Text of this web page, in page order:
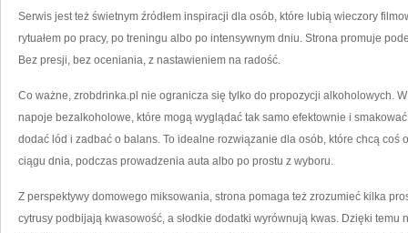
Serwis jest też świetnym źródłem inspiracji dla osób, które lubią wieczory
rytuałem po pracy, po treningu albo po intensywnym dniu. Strona promuje
Bez presji, bez oceniania, z nastawieniem na radość.
Co ważne, zrobdrinka.pl nie ogranicza się tylko do propozycji alkoholowych.
napoje bezalkoholowe, które mogą wyglądać tak samo efektownie i
dodać lód i zadbać o balans. To idealne rozwiązanie dla osób, które chcą coś
ciągu dnia, podczas prowadzenia auta albo po prostu z wyboru.
Z perspektywy domowego miksowania, strona pomaga też zrozumieć kilka
cytrusy podbijają kwasowość, a słodkie dodatki wyrównują kwas. Dzięki